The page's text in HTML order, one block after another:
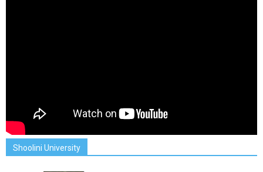
Shoolini University